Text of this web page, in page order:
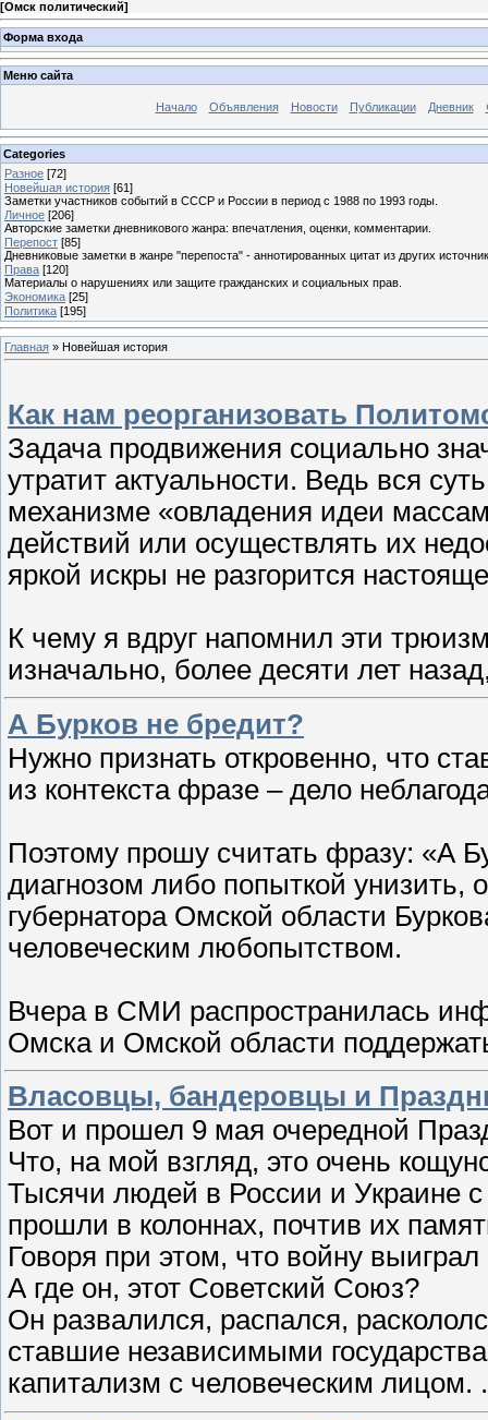
[Омск политический]
Форма входа
Меню сайта
Начало Объявления Новости Публикации Дневник
Categories
Разное [72]
Новейшая история [61]
Заметки участников событий в СССР и России в период с 1988 по 1993 годы.
Личное [206]
Авторские заметки дневникового жанра: впечатления, оценки, комментарии.
Перепост [85]
Дневниковые заметки в жанре "перепоста" - аннотированных цитат из других
Права [120]
Материалы о нарушениях или защите гражданских и социальных прав.
Экономика [25]
Политика [195]
Главная » Новейшая история
Как нам реорганизовать
Задача продвижения социально
утратит актуальности. Ведь вся
механизме «овладения идеи
действий или осуществлять их
яркой искры не разгорится
К чему я вдруг напомнил эти
изначально, более десяти лет
А Бурков не бредит?
Нужно признать откровенно, что
из контекста фразе – дело
Поэтому прошу считать фразу: «А
диагнозом либо попыткой унизить,
губернатора Омской области
человеческим любопытством.
Вчера в СМИ распространилась
Омска и Омской области
Власовцы, бандеровцы и
Вот и прошел 9 мая очередной
Что, на мой взгляд, это очень
Тысячи людей в России и Украине
прошли в колоннах, почтив их
Говоря при этом, что войну
А где он, этот Советский Союз?
Он развалился, распался,
ставшие независимыми
капитализм с человеческим лицом.